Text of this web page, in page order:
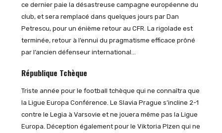
ce dernier paie la désastreuse campagne européenne du
club, et sera remplacé dans quelques jours par Dan
Petrescu, pour un énième retour au CFR. La rigolade est
terminée, retour à l’ennui du pragmatisme efficace prôné
par l’ancien défenseur international…
République Tchèque
Triste année pour le football tchèque qui ne connaîtra que
la Ligue Europa Conférence. Le Slavia Prague s’incline 2-1
contre le Legia à Varsovie et ne jouera même pas la Ligue
Europa. Déception également pour le Viktoria Plzen qui ne